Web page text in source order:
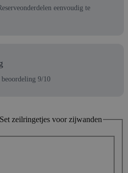
eenvoudig te
9/10
Set zeilringetjes voor zijwanden